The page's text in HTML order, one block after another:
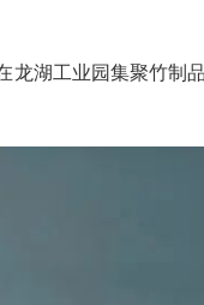
龙湖工业园集聚竹制